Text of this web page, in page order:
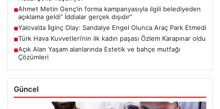
■Ahmet Metin Genç’in forma kampanyasıyla ilgili belediyeden
açıklama geldi” İddialar gerçek dışıdır”
■Yalova’da İlginç Olay: Sandalye Engel Olunca Araç Park Etmedi
■Türk Hava Kuvvetleri’nin ilk kadın paşası Özlem Karapınar oldu
■Açık Alan Yaşam alanlarında Estetik ve bahçe mutfağı
Çözümleri
Güncel